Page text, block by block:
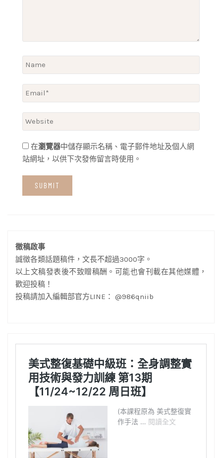
在瀏覽器中儲存顯示名稱、電子郵件地址及個人網
站網址，以供下次發佈留言時使用。
徵稿啟事
誠徵各類話題稿件，文長不超過3000字。
以上文稿發表後不致贈稿酬。可能也會刊載在其他媒體，
歡迎投稿！
投稿請加入編輯部官方LINE： @986qniib